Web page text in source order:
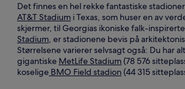
Det finnes en hel rekke fantastiske
AT&T Stadium i Texas, som huser en av
skjermer, til Georgias ikoniske falk-inspirerte
Stadium, er stadionene bevis på
Størrelsene varierer selvsagt også: Du har
gigantiske MetLife Stadium(78 576
koselige BMO Field stadion(44 315